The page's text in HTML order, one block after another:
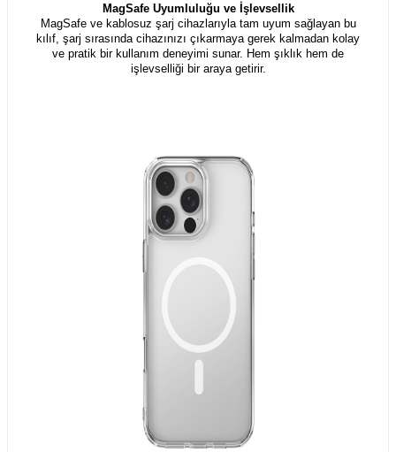
MagSafe Uyumluluğu ve İşlevsellik
MagSafe ve kablosuz şarj cihazlarıyla tam uyum sağlayan bu
kılıf, şarj sırasında cihazınızı çıkarmaya gerek kalmadan kolay
ve pratik bir kullanım deneyimi sunar. Hem şıklık hem de
işlevselliği bir araya getirir.